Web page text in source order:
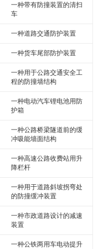
一种带有防撞装置的清扫
车
一种道路交通防护装置
一种货车尾部防护装置
一种用于公路交通安全工
程的防撞墙结构
一种电动汽车锂电池用防
护箱
一种公路桥梁隧道前的缓
冲吸能墙面结构
一种高速公路收费站用升
降栏杆
一种用于道路斜坡拐弯处
的防撞缓冲装置
一种市政道路设计的减速
装置
一种公铁两用车电动提升